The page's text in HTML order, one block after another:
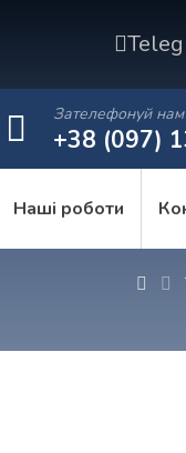
Зателефонуй нам
+38 (097)
Наші роботи